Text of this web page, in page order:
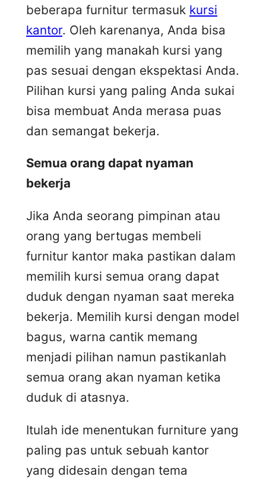
beberapa furnitur termasuk kursi
kantor. Oleh karenanya, Anda bisa
memilih yang manakah kursi yang
pas sesuai dengan ekspektasi Anda.
Pilihan kursi yang paling Anda sukai
bisa membuat Anda merasa puas
dan semangat bekerja.
Semua orang dapat nyaman
bekerja
Jika Anda seorang pimpinan atau
orang yang bertugas membeli
furnitur kantor maka pastikan dalam
memilih kursi semua orang dapat
duduk dengan nyaman saat mereka
bekerja. Memilih kursi dengan model
bagus, warna cantik memang
menjadi pilihan namun pastikanlah
semua orang akan nyaman ketika
duduk di atasnya.
Itulah ide menentukan furniture yang
paling pas untuk sebuah kantor
yang didesain dengan tema